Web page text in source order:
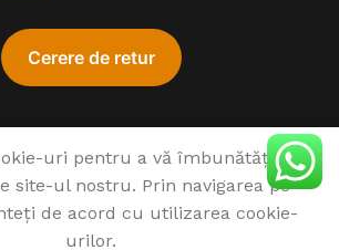
SRL. Made with ♥by201.ro
uri pentru a vă îmbunătăți
site-ul nostru. Prin navigarea pe
de acord cu utilizarea cookie-
urilor.